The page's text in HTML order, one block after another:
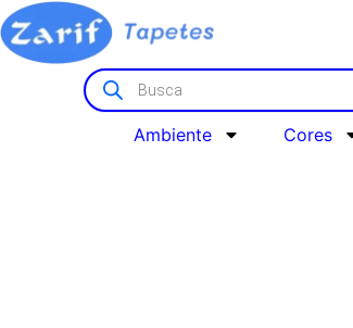
Ambiente Cores